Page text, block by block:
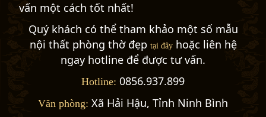
vấn một cách tốt nhất!
Quý khách có thể tham khảo một số mẫu
nội thất phòng thờ đẹp tại đâyhoặc liên hệ
ngay hotline để được tư vấn.
Hotline: 0856.937.899
Văn phòng: Xã Hải Hậu, Tỉnh Ninh Bình